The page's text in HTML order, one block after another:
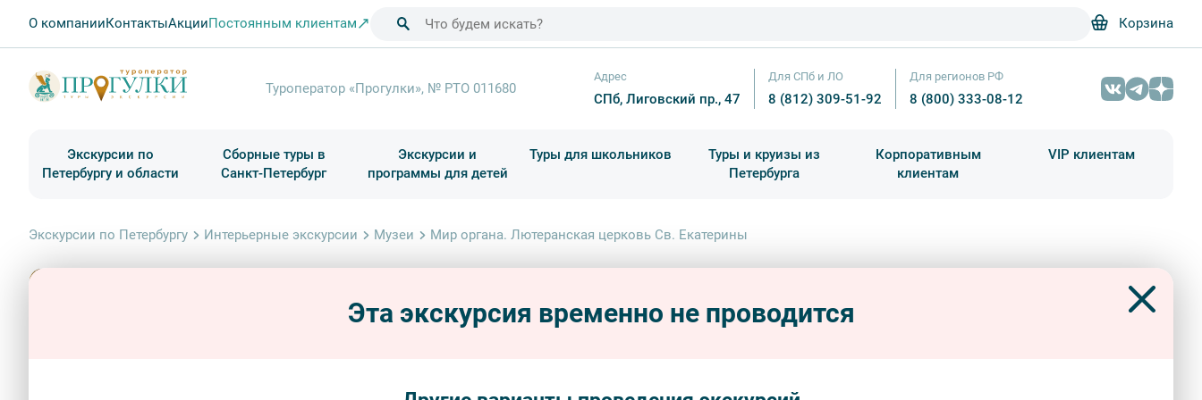
О компанииКонтактыАкцииПостоянным клиентам Корзина
Туроператор «Прогулки», № РТО 011680
Адрес
СПб, Лиговский пр., 47
Для СПб и ЛО
8 (812) 309-51-92
Для регионов РФ
8 (800) 333-08-12
Экскурсии по
Петербургу и области
Сборные туры в
Санкт-Петербург
Экскурсии и
программы для детей
Туры для школьников
Туры и круизы из
Петербурга
Корпоративным
клиентам
VIP клиентам
Экскурсии по Петербургу Интерьерные экскурсии Музеи Мир органа. Лютеранская церковь Cв. Екатерины
Мир органа. Лютеранская церковь Cв.
Екатерины
Эта экскурсия временно не проводится